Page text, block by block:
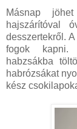
Másnap
hajszárítóval
desszertekről.
fogok kapni.
habzsákba
habrózsákat
kész